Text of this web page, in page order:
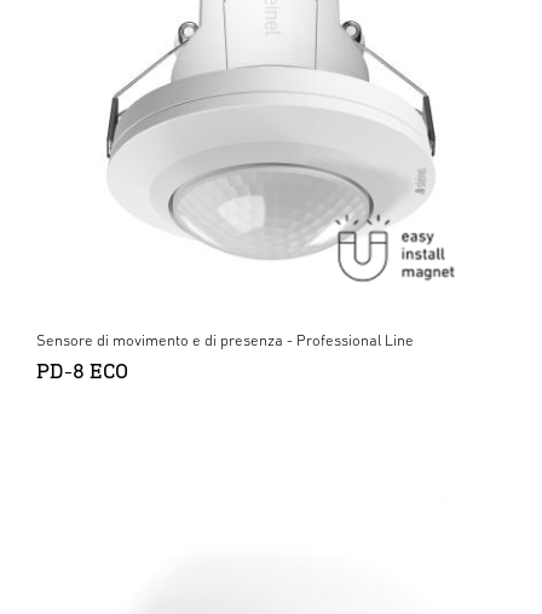
Sensore di movimento e di presenza - Professional Line
PD-8 ECO